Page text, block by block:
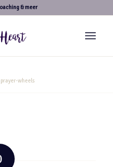
& meer
prayer-wheels